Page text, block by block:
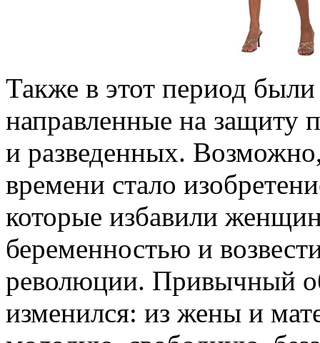
Также в этот период
направленные на защиту
и разведенных.
времени стало
которые избавили
беременностью и
революции. Привычный
изменился: из жены и